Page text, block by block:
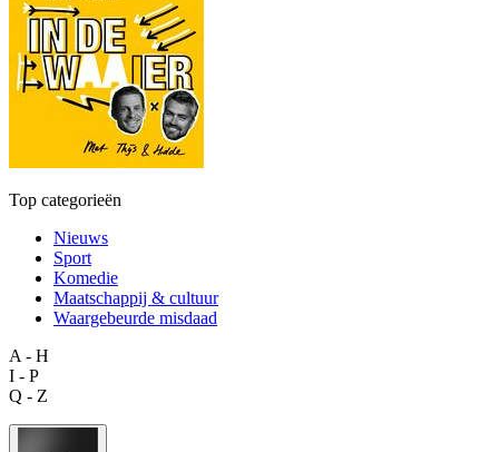
Top categorieën
Nieuws
Sport
Komedie
Maatschappij & cultuur
Waargebeurde misdaad
A - H
I - P
Q - Z